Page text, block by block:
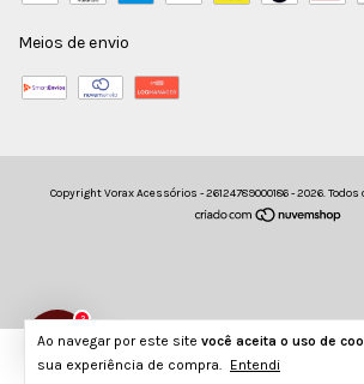
Ao navegar por este site você aceita o uso de
sua experiência de compra. Entendi
Meios de envio
Copyright Vorax Acessórios - 26124789000186 - 2026.
2